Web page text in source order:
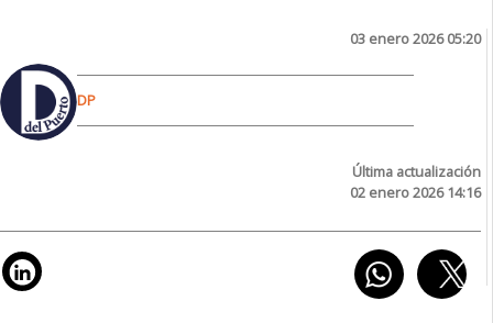
03 enero 2026 05:20
DP
Última actualización
02 enero 2026 14:16